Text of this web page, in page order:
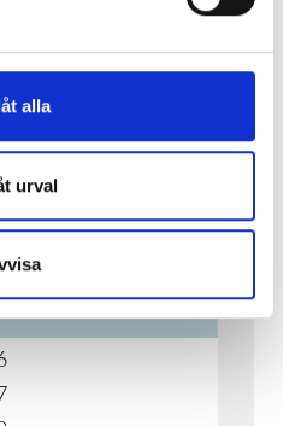
alla
urval
produktion
kan få
följder.
en gedigen...